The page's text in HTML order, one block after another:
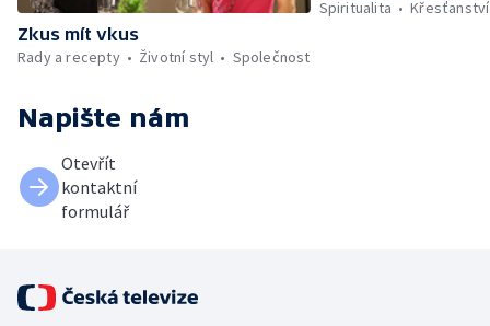
Zkus mít vkus
Rady a recepty
Životní styl Společnost
Spiritualita
Křesťanství
Napište nám
Otevřít
kontaktní
formulář